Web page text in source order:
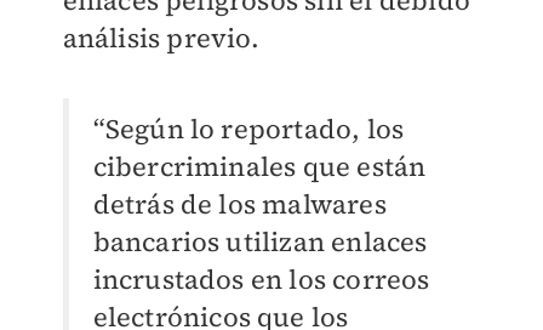
análisis previo.
“Según lo reportado, los
cibercriminales que están
detrás de los malwares
bancarios utilizan enlaces
incrustados en los correos
electrónicos que los